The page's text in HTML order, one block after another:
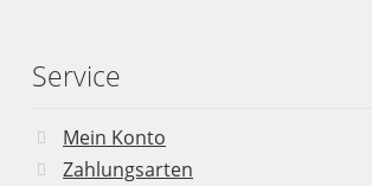
Service
Mein Konto
Zahlungsarten